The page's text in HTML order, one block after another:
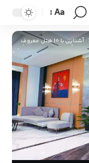
Aa
تاجیکستان + عکس